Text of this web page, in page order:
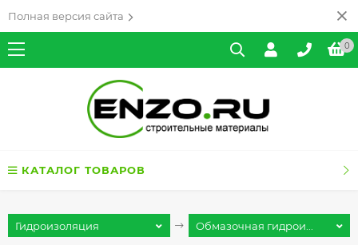
Полная версия сайта
0
КАТАЛОГ ТОВАРОВ
Гидроизоляция Обмазочная гидрои...